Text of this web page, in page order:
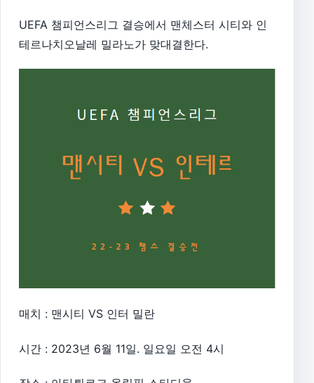
UEFA 챔피언스리그 결승에서 맨체스터 시티와 인
테르나치오날레 밀라노가 맞대결한다.
매치 : 맨시티 VS 인터 밀란
시간 : 2023년 6월 11일. 일요일 오전 4시